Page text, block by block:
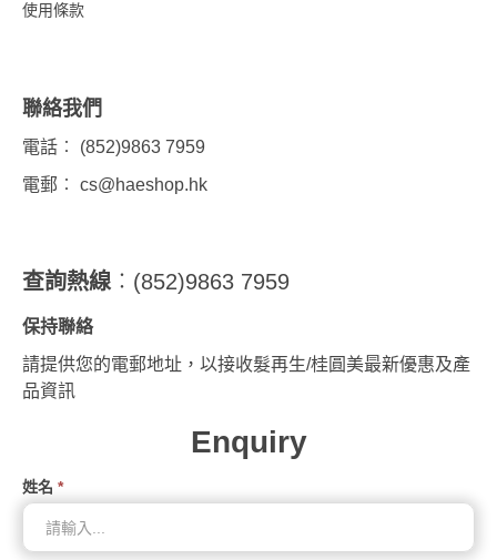
使用條款
聯絡我們
電話︰ (852)9863 7959
電郵︰ cs@haeshop.hk
查詢熱線 ︰(852)9863 7959
保持聯絡
請提供您的電郵地址，以接收髮再生/桂圓美最新優惠及產
品資訊
Enquiry
姓名 *